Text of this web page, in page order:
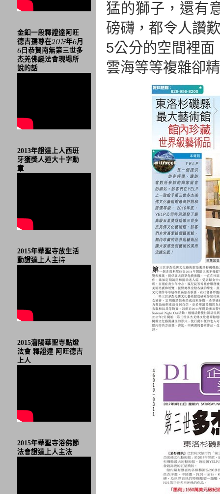
猛的獅子，還有
磅礴，都令人讚
5公分的空間裡
雲海等等複雜卻
金釦一段釋證達阿旺
德吉孺尊在2017年6月
6日恭賀南無第三世多
杰羌佛誕法會現場所
說的話
2013年證達上人西班
牙獲獎人道大十字勳
章
2015年華聖寺放生活
動證達上人主持
2015瀋陽華聖寺點燈
法會 釋證達 阿旺德吉
上人
2015年華聖寺浴佛節
法會證達上人主法